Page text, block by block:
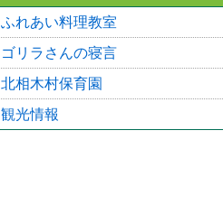
ふれあい料理教室
ゴリラさんの寝言
北相木村保育園
観光情報